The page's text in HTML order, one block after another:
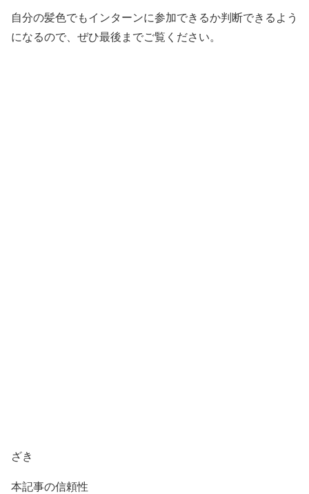
自分の髪色でもインターンに参加できるか判断できるよう
になるので、ぜひ最後までご覧ください。
ざき
本記事の信頼性